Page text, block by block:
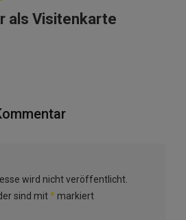
als Visitenkarte
wird nicht veröffentlicht.
sind mit* markiert